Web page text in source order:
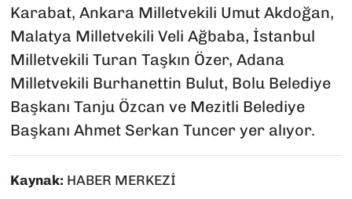
Karabat, Ankara Milletvekili Umut Akdoğan,
Malatya Milletvekili Veli Ağbaba, İstanbul
Milletvekili Turan Taşkın Özer, Adana
Milletvekili Burhanettin Bulut, Bolu Belediye
Başkanı Tanju Özcan ve Mezitli Belediye
Başkanı Ahmet Serkan Tuncer yer alıyor.
Kaynak: HABER MERKEZİ